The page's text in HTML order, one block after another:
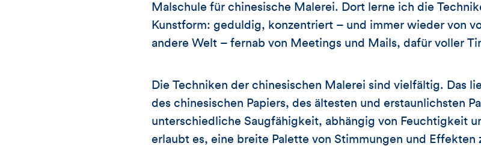
Malschule für chinesische Malerei. Dort lerne ich die
Kunstform: geduldig, konzentriert – und immer wieder von
andere Welt – fernab von Meetings und Mails, dafür voller
Die Techniken der chinesischen Malerei sind vielfältig. Das
des chinesischen Papiers, des ältesten und erstaunlichsten
unterschiedliche Saugfähigkeit, abhängig von Feuchtigkeit
erlaubt es, eine breite Palette von Stimmungen und Effekten